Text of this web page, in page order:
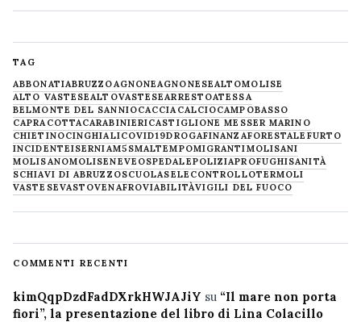
TAG
ABBONATIABRUZZOAGNONEAGNONESEALTOMOLISE
ALTO VASTESEALTOVASTESEARRESTOATESSA
BELMONTE DEL SANNIOCACCIACALCIOCAMPOBASSO
CAPRACOTTACARABINIERICASTIGLIONE MESSER MARINO
CHIETINOCINGHIALICOVID19DROGAFINANZAFORESTALE FURTO
INCIDENTEISERNIAM5SMALTEMPOMIGRANTIMOLISANI
MOLISANOMOLISENEVE OSPEDALEPOLIZIAPROFUGHISANITÀ
SCHIAVI DI ABRUZZOSCUOLASELECONTROLLOTERMOLI
VASTESEVASTOVENAFROVIABILITÀVIGILI DEL FUOCO
COMMENTI RECENTI
kimQqpDzdFadDXrkHWJAJiY su “Il mare non porta
fiori”, la presentazione del libro di Lina Colacillo